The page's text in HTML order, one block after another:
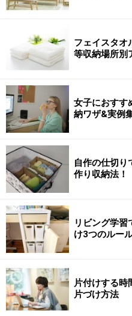
フェイスタオ
等収納場所別
女子におすす
納ワザ&実例
自作の仕切
作り収納法！
リビング学習
け3つのルー
片付けする時
片づけ方法